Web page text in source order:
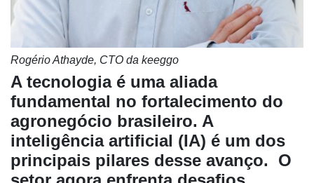
Cadastre-
Minha
conta
Rogério Athayde, CTO da keeggo
A tecnologia é uma aliada
fundamental no fortalecimento do
agronegócio brasileiro. A
inteligência artificial (IA) é um dos
principais pilares desse avanço. O